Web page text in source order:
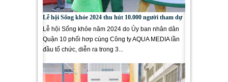
Lễ hội Sống khỏe 2024 thu hút 10.000 người tham dự
Lễ hội Sống khỏe năm 2024 do Ủy ban nhân dân
Quận 10 phối hơp cùng Công ty AQUA MEDIA lần
đầu tổ chức, diễn ra trong 3...